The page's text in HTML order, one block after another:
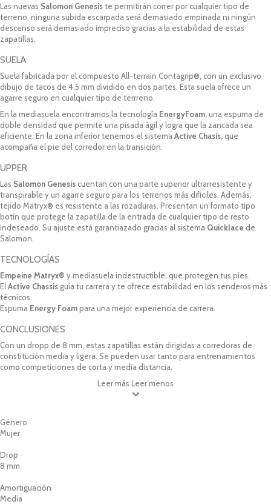
Las nuevas Salomon Genesiste permitirán correr por cualquier tipo de
terreno, ninguna subida escarpada será demasiado empinada ni ningún
descenso será demasiado impreciso gracias a la estabilidad de estas
zapatillas.
SUELA
Suela fabricada por el compuesto All-terrain Contagrip®, con un exclusivo
dibujo de tacos de 4,5 mm dividido en dos partes. Esta suela ofrece un
agarre seguro en cualquier tipo de terrreno.
En la mediasuela encontramos la tecnología EnergyFoam,una espuma de
doble densidad que permite una pisada ágil y logra que la zancada sea
eficiente. En la zona inferior tenemos el sistema Active Chasis, que
acompaña el pie del corredor en la transición.
UPPER
Las Salomon Genesis cuentan con una parte superior ultrarresistente y
transpirable y un agarre seguro para los terrenos más difíciles. Además,
tejido Matryx® es resistente a las rozaduras. Presentan un formato tipo
botín que protege la zapatilla de la entrada de cualquier tipo de resto
indeseado. Su ajuste está garantiazado gracias al sistema Quicklace de
Salomon.
TECNOLOGÍAS
Empeine Matryx® y mediasuela indestructible, que protegen tus pies.
ElActive Chassis guía tu carrera y te ofrece estabilidad en los senderos más
técnicos.
Espuma Energy Foampara una mejor experiencia de carrera.
CONCLUSIONES
Con un dropp de 8 mm, estas zapatillas están dirigidas a corredoras de
constitución media y ligera. Se pueden usar tanto para entrenamientos
como competiciones de corta y media distancia.
Leer más Leer menos
Género
Mujer
Drop
8 mm
Amortiguación
Media